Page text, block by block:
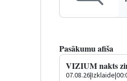
Pasākumu afiša
VIZIUM nakts
07.08.26|Izklaide|